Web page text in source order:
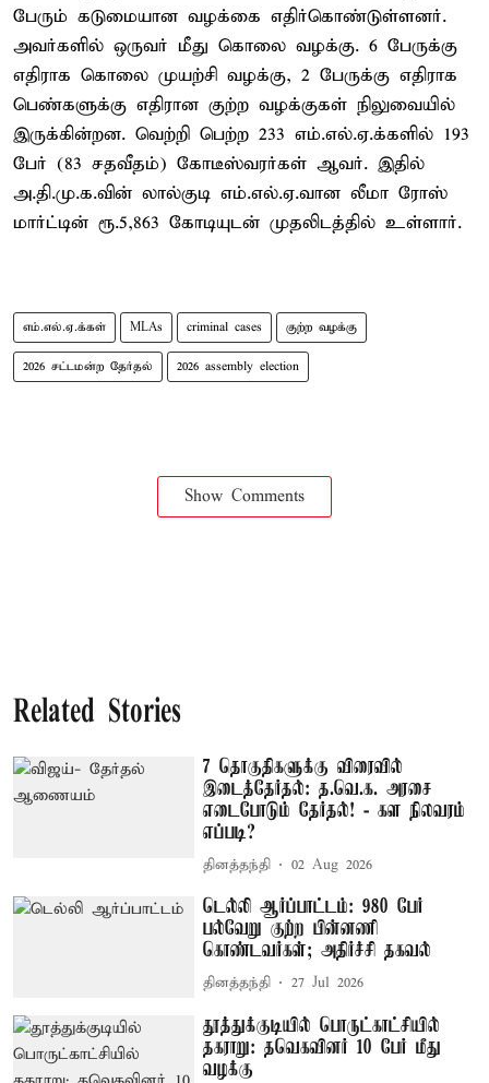
பேரும் கடுமையான வழக்கை எதிர்கொண்டுள்ளனர்.
அவர்களில் ஒருவர் மீது கொலை வழக்கு. 6 பேருக்கு
எதிராக கொலை முயற்சி வழக்கு, 2 பேருக்கு எதிராக
பெண்களுக்கு எதிரான குற்ற வழக்குகள் நிலுவையில்
இருக்கின்றன. வெற்றி பெற்ற 233 எம்.எல்.ஏ.க்களில் 193
பேர் (83 சதவீதம்) கோடீஸ்வரர்கள் ஆவர். இதில்
அ.தி.மு.க.வின் லால்குடி எம்.எல்.ஏ.வான லீமா ரோஸ்
மார்ட்டின் ரூ.5,863 கோடியுடன் முதலிடத்தில் உள்ளார்.
எம்.எல்.ஏ.க்கள் MLAs criminal cases குற்ற வழக்கு
2026 சட்டமன்ற தேர்தல் 2026 assembly election
Show Comments
Related Stories
7 தொகுதிகளுக்கு விரைவில்
இடைத்தேர்தல்: த.வெ.க. அரசை
எடைபோடும் தேர்தல்! - கள நிலவரம்
எப்படி?
தினத்தந்தி 02 Aug 2026
டெல்லி ஆர்ப்பாட்டம்: 980 பேர்
பல்வேறு குற்ற பின்னணி
கொண்டவர்கள்; அதிர்ச்சி தகவல்
தினத்தந்தி 27 Jul 2026
தூத்துக்குடியில் பொருட்காட்சியில்
தகராறு: தவெகவினர் 10 பேர் மீது
வழக்கு